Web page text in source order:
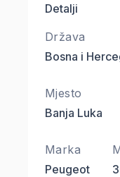
Detalji
Država
Bosna i
Mjesto
Banja Luka
Marka
Peugeot